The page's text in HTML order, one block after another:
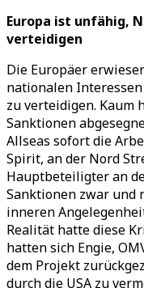
Europa ist unfähig,
verteidigen
Die Europäer
nationalen
zu verteidigen. Kaum
Sanktionen
Allseas sofort die
Spirit, an der Nord
Hauptbeteiligter an
Sanktionen zwar und
inneren
Realität hatte diese
hatten sich Engie,
dem Projekt
durch die USA zu